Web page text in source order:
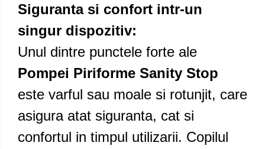
Siguranta si confort intr-un
singur dispozitiv:
Unul dintre punctele forte ale
Pompei Piriforme Sanity Stop
este varful sau moale si rotunjit, care
asigura atat siguranta, cat si
confortul in timpul utilizarii. Copilul